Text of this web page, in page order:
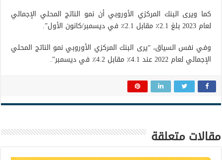
كما ويرى البنك المركزي الأوروبي أن نمو الناتج المحلي الإجمالي
لعام 2023 بلغ 2.1٪ مقابل 2.1٪ في ديسمبر/كانون الأول”.
وفي نفس السياق، “يرى البنك المركزي الأوروبي نمو الناتج المحلي
الإجمالي لعام 2022 عند 4.1٪ مقابل 4.2٪ في ديسمبر”.
مقالات متعلقة